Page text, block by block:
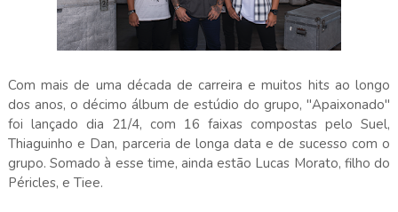
Com mais de uma década de carreira e muitos hits ao longo
dos anos, o décimo álbum de estúdio do grupo, "Apaixonado"
foi lançado dia 21/4, com 16 faixas compostas pelo Suel,
Thiaguinho e Dan, parceria de longa data e de sucesso com o
grupo. Somado à esse time, ainda estão Lucas Morato, filho do
Péricles, e Tiee.